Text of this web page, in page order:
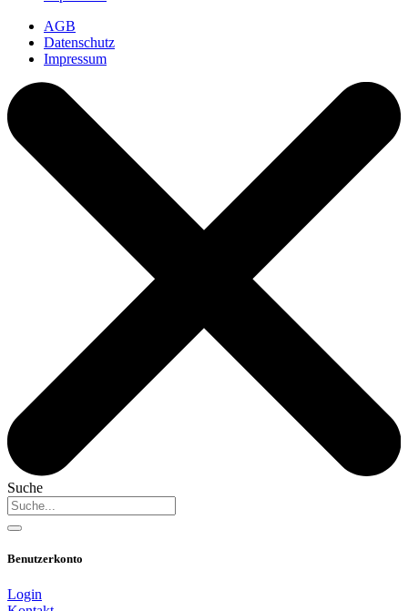
AGB
Datenschutz
Impressum
Suche
Benutzerkonto
Login